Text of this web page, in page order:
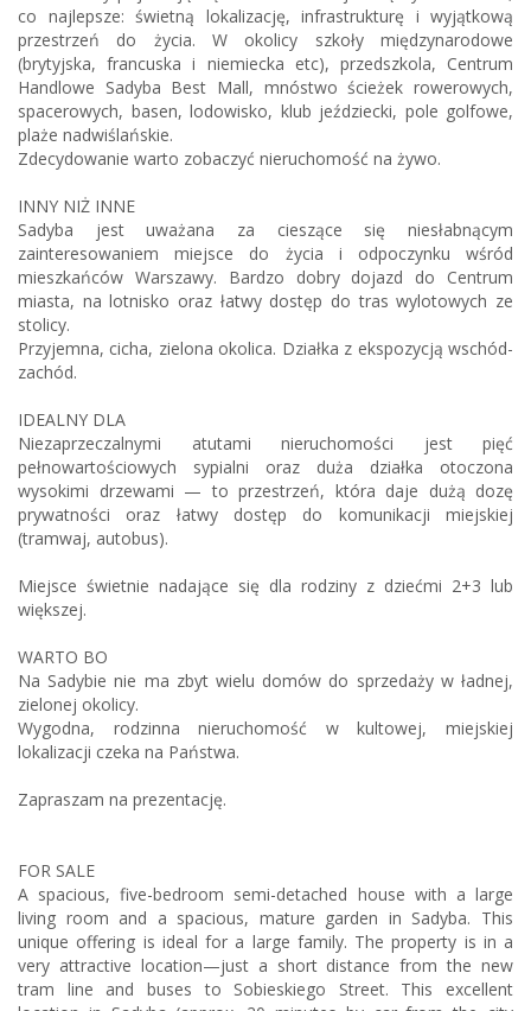
co najlepsze: świetną lokalizację, infrastrukturę i wyjątkową
przestrzeń do życia. W okolicy szkoły międzynarodowe
(brytyjska, francuska i niemiecka etc), przedszkola, Centrum
Handlowe Sadyba Best Mall, mnóstwo ścieżek rowerowych,
spacerowych, basen, lodowisko, klub jeździecki, pole golfowe,
plaże nadwiślańskie.
Zdecydowanie warto zobaczyć nieruchomość na żywo.
INNY NIŻ INNE
Sadyba jest uważana za cieszące się niesłabnącym
zainteresowaniem miejsce do życia i odpoczynku wśród
mieszkańców Warszawy. Bardzo dobry dojazd do Centrum
miasta, na lotnisko oraz łatwy dostęp do tras wylotowych ze
stolicy.
Przyjemna, cicha, zielona okolica. Działka z ekspozycją wschód-
zachód.
IDEALNY DLA
Niezaprzeczalnymi atutami nieruchomości jest pięć
pełnowartościowych sypialni oraz duża działka otoczona
wysokimi drzewami — to przestrzeń, która daje dużą dozę
prywatności oraz łatwy dostęp do komunikacji miejskiej
(tramwaj, autobus).
Miejsce świetnie nadające się dla rodziny z dziećmi 2+3 lub
większej.
WARTO BO
Na Sadybie nie ma zbyt wielu domów do sprzedaży w ładnej,
zielonej okolicy.
Wygodna, rodzinna nieruchomość w kultowej, miejskiej
lokalizacji czeka na Państwa.
Zapraszam na prezentację.
FOR SALE
A spacious, five-bedroom semi-detached house with a large
living room and a spacious, mature garden in Sadyba. This
unique offering is ideal for a large family. The property is in a
very attractive location—just a short distance from the new
tram line and buses to Sobieskiego Street. This excellent